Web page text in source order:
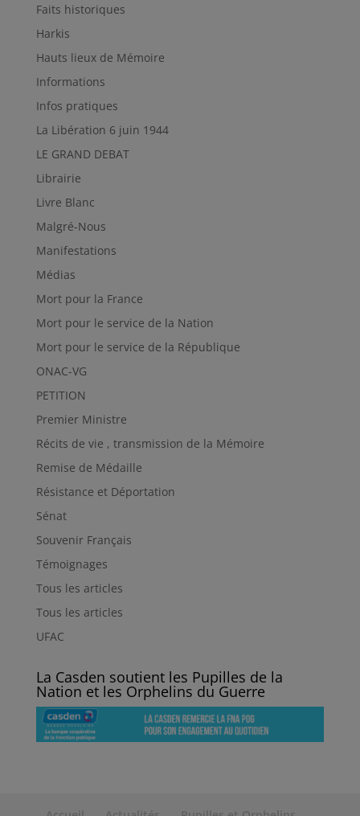
Faits historiques
Harkis
Hauts lieux de Mémoire
Informations
Infos pratiques
La Libération 6 juin 1944
LE GRAND DEBAT
Librairie
Livre Blanc
Malgré-Nous
Manifestations
Médias
Mort pour la France
Mort pour le service de la Nation
Mort pour le service de la République
ONAC-VG
PETITION
Premier Ministre
Récits de vie , transmission de la Mémoire
Remise de Médaille
Résistance et Déportation
Sénat
Souvenir Français
Témoignages
Tous les articles
Tous les articles
UFAC
La Casden soutient les Pupilles de la
Nation et les Orphelins du Guerre